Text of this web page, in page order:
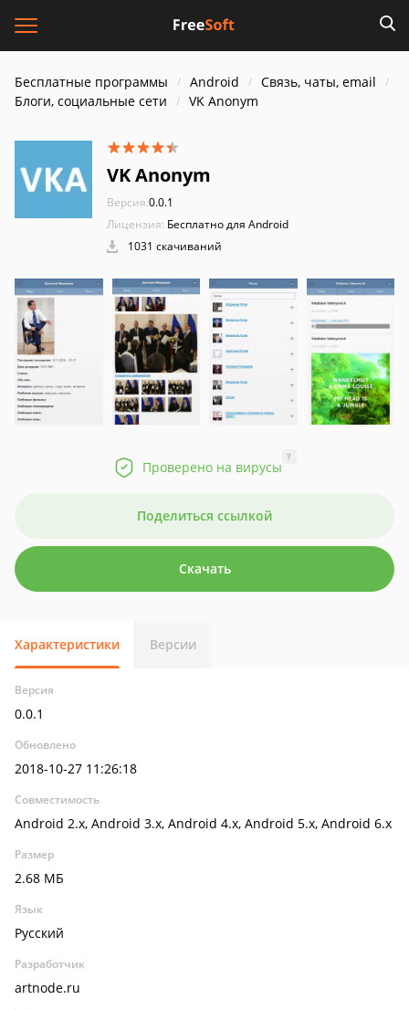
Бесплатные программы Android
Связь, чаты, email
Блоги, социальные сети
VK Anonym
VK Anonym
Версия:0.0.1
Лицензия: Бесплатно для Android
1031 скачиваний
Проверено на вирусы
?
Поделиться ссылкой
Скачать
Характеристики Версии
Версия
0.0.1
Обновлено
2018-10-27 11:26:18
Совместимость
Android 2.x, Android 3.x, Android 4.x, Android 5.x, Android 6.x
Размер
2.68 МБ
Язык
Русский
Разработчик
artnode.ru